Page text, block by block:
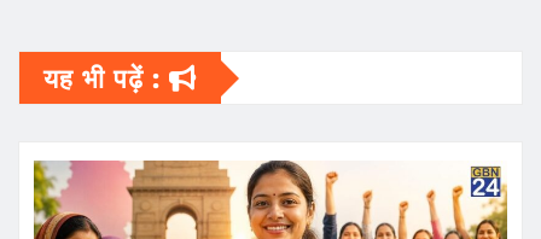
यह भी पढ़ें :